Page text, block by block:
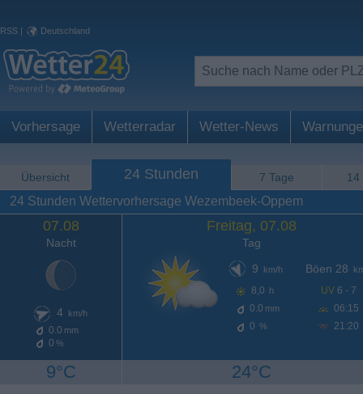
RSS | Deutschland
Vorhersage Wetterradar Wetter-News
Übersicht 24 Stunden 7 Tage 14
24 Stunden Wettervorhersage Wezembeek-Oppem
07.08
Nacht
4 km/h
0.0 mm
0 %
9°C
Freitag, 07.08
Tag
9
km/h
8,0 h
0.0 mm
0 %
Böen 28
UV 6 - 7
06:15
21:20
24°C